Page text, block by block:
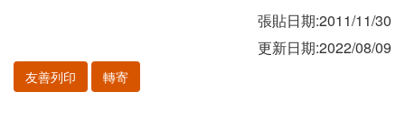
張貼日期:2011/11/30
更新日期:2022/08/09
友善列印 轉寄